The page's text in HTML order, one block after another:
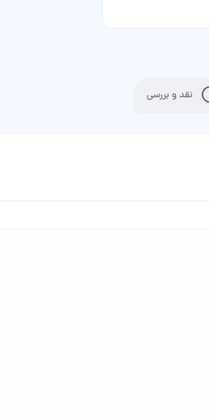
نقد و بررسی